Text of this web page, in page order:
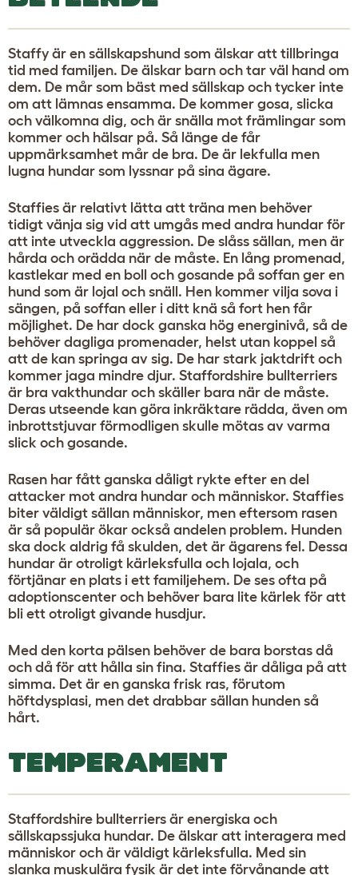
Staffy är en sällskapshund som älskar att tillbringa
tid med familjen. De älskar barn och tar väl hand om
dem. De mår som bäst med sällskap och tycker inte
om att lämnas ensamma. De kommer gosa, slicka
och välkomna dig, och är snälla mot främlingar som
kommer och hälsar på. Så länge de får
uppmärksamhet mår de bra. De är lekfulla men
lugna hundar som lyssnar på sina ägare.
Staffies är relativt lätta att träna men behöver
tidigt vänja sig vid att umgås med andra hundar för
att inte utveckla aggression. De slåss sällan, men är
hårda och orädda när de måste. En lång promenad,
kastlekar med en boll och gosande på soffan ger en
hund som är lojal och snäll. Hen kommer vilja sova i
sängen, på soffan eller i ditt knä så fort hen får
möjlighet. De har dock ganska hög energinivå, så de
behöver dagliga promenader, helst utan koppel så
att de kan springa av sig. De har stark jaktdrift och
kommer jaga mindre djur. Staffordshire bullterriers
är bra vakthundar och skäller bara när de måste.
Deras utseende kan göra inkräktare rädda, även om
inbrottstjuvar förmodligen skulle mötas av varma
slick och gosande.
Rasen har fått ganska dåligt rykte efter en del
attacker mot andra hundar och människor. Staffies
biter väldigt sällan människor, men eftersom rasen
är så populär ökar också andelen problem. Hunden
ska dock aldrig få skulden, det är ägarens fel. Dessa
hundar är otroligt kärleksfulla och lojala, och
förtjänar en plats i ett familjehem. De ses ofta på
adoptionscenter och behöver bara lite kärlek för att
bli ett otroligt givande husdjur.
Med den korta pälsen behöver de bara borstas då
och då för att hålla sin fina. Staffies är dåliga på att
simma. Det är en ganska frisk ras, förutom
höftdysplasi, men det drabbar sällan hunden så
hårt.
TEMPERAMENT
Staffordshire bullterriers är energiska och
sällskapssjuka hundar. De älskar att interagera med
människor och är väldigt kärleksfulla. Med sin
slanka muskulära fysik är det inte förvånande att